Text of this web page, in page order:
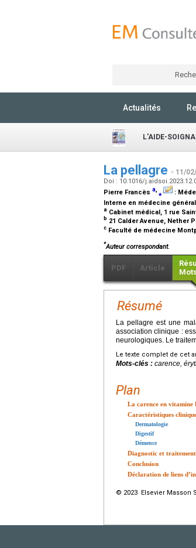
Actualités
L'AIDE-
La pellagre - 11/
Doi : 10.1016/
Pierre Francès a,⁎ :
Interne en médecine
a Cabinet médical, 1 rue
b 21 Calder Avenue, Nether
c Faculté de médecine
*Auteur correspondant.
PDF Article
Résumé
La pellagre est une
association clinique :
neurologiques. Le
Le texte complet de cet
Mots-clés : carence,
Plan
La carence en vitamine
Caractéristiques
Dermatologie
Digestif
Démence
Diagnostic et traitement
Conclusion
Déclaration de liens
© 2023 Elsevier Masson